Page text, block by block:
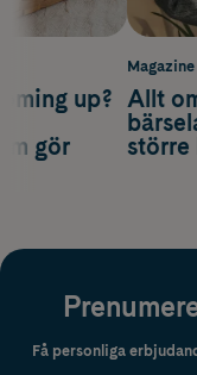
up?
gör
Allt
större
Få personliga